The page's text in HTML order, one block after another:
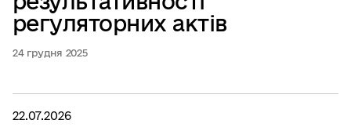
регуляторних актів
24 грудня 2025
22.07.2026